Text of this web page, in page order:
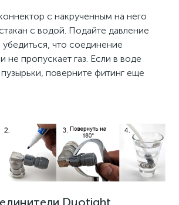
с накрученным на него
с водой. Подайте давление
что соединение
не пропускает газ. Если в воде
поверните фитинг еще